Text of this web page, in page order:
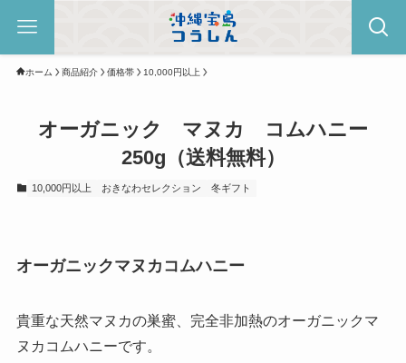
ホーム 商品紹介 価格帯 10,000円以上
オーガニック マヌカ コムハニー
250g（送料無料）
10,000円以上 おきなわセレクション 冬ギフト
オーガニックマヌカコムハニー
貴重な天然マヌカの巣蜜、完全非加熱のオーガニックマ
ヌカコムハニーです。